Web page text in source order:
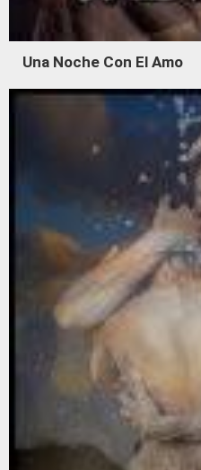
Una Noche Con El Amo